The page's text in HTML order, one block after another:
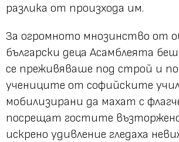
разлика от произхода им.
За огромното мнозинство от
български деца Асамблеята
се преживяваше под строй и
учениците от софийските
мобилизирани да махат с
посрещат гостите
искрено удивление гледаха